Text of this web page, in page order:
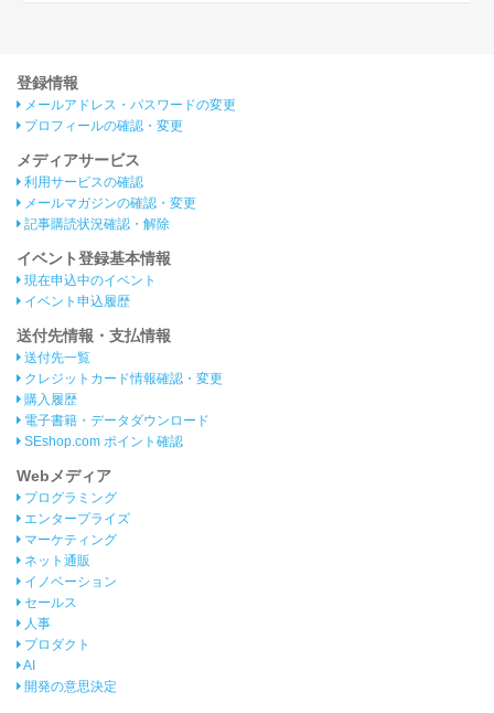
登録情報
メールアドレス・パスワードの変更
プロフィールの確認・変更
メディアサービス
利用サービスの確認
メールマガジンの確認・変更
記事購読状況確認・解除
イベント登録基本情報
現在申込中のイベント
イベント申込履歴
送付先情報・支払情報
送付先一覧
クレジットカード情報確認・変更
購入履歴
電子書籍・データダウンロード
SEshop.com ポイント確認
Webメディア
プログラミング
エンタープライズ
マーケティング
ネット通販
イノベーション
セールス
人事
プロダクト
AI
開発の意思決定